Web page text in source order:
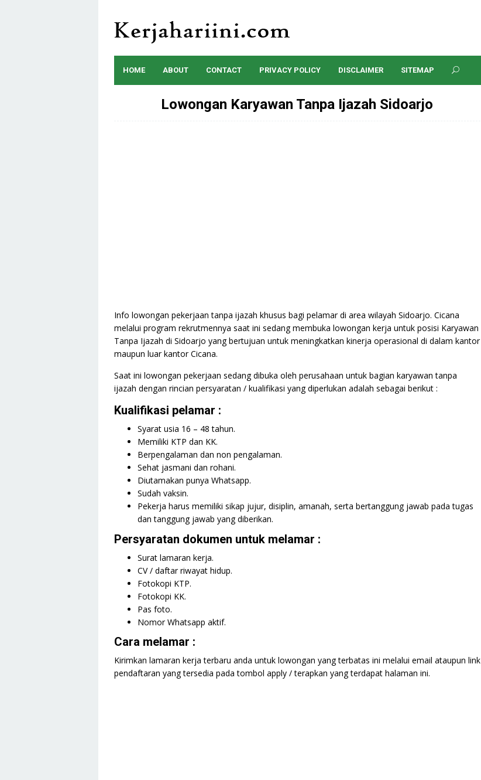
content
HOME ABOUT CONTACT PRIVACY POLICY DISCLAIMER SITEMAP
Lowongan Karyawan Tanpa Ijazah Sidoarjo
Info lowongan pekerjaan tanpa ijazah khusus bagi pelamar di area wilayah Sidoarjo. Cicana
melalui program rekrutmennya saat ini sedang membuka lowongan kerja untuk posisi Karyawan
Tanpa Ijazah di Sidoarjo yang bertujuan untuk meningkatkan kinerja operasional di dalam kantor
maupun luar kantor Cicana.
Saat ini lowongan pekerjaan sedang dibuka oleh perusahaan untuk bagian karyawan tanpa
ijazah dengan rincian persyaratan / kualifikasi yang diperlukan adalah sebagai berikut :
Kualifikasi pelamar :
Syarat usia 16 – 48 tahun.
Memiliki KTP dan KK.
Berpengalaman dan non pengalaman.
Sehat jasmani dan rohani.
Diutamakan punya Whatsapp.
Sudah vaksin.
Pekerja harus memiliki sikap jujur, disiplin, amanah, serta bertanggung jawab pada tugas
dan tanggung jawab yang diberikan.
Persyaratan dokumen untuk melamar :
Surat lamaran kerja.
CV / daftar riwayat hidup.
Fotokopi KTP.
Fotokopi KK.
Pas foto.
Nomor Whatsapp aktif.
Cara melamar :
Kirimkan lamaran kerja terbaru anda untuk lowongan yang terbatas ini melalui email ataupun link
pendaftaran yang tersedia pada tombol apply / terapkan yang terdapat halaman ini.